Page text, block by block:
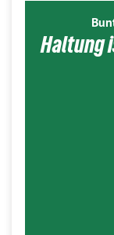
Haltung